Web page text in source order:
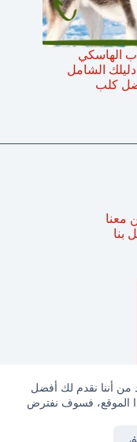
من أننا نقدم لك أفضل
الموقع، فسوف نفترض
الهاسكي
الشامل
كلب
2025
معنا
بنا